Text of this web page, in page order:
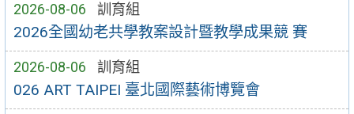
2026-08-06 訓育組
2026全國幼老共學教案設計暨教學成果競 賽
2026-08-06 訓育組
026 ART TAIPEI 臺北國際藝術博覽會